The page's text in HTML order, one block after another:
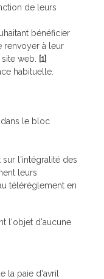
de leurs
bénéficier
renvoyer à leur
web.
[1]
habituelle.
dans le bloc
l'intégralité des
leurs
télérèglement en
l'objet d'aucune
la paie d'avril